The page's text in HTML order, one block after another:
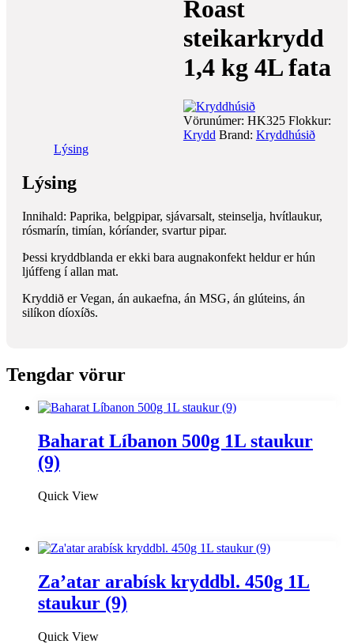
Roast
steikarkrydd
1,4 kg 4L fata
Vörunúmer: HK325 Flokkur:
Krydd Brand: Kryddhúsið
Lýsing
Lýsing
Innihald: Paprika, belgpipar, sjávarsalt, steinselja, hvítlaukur,
rósmarín, timían, kóríander, svartur pipar.
Þessi kryddblanda er ekki bara augnakonfekt heldur er hún
ljúffeng í allan mat.
Kryddið er Vegan, án aukaefna, án MSG, án glúteins, án
silíkon díoxíðs.
Tengdar vörur
Baharat Líbanon 500g 1L staukur
(9)
Quick View
Za’atar arabísk kryddbl. 450g 1L
staukur (9)
Quick View